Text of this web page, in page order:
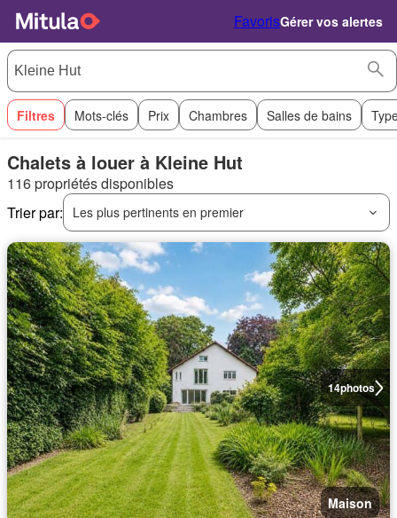
FavorisGérer vos alertes
Filtres Mots-clés Prix Chambres Salles de bains
Chalets à louer à Kleine Hut
116 propriétés disponibles
Trier par:
Les plus pertinents en premier
14photos
Maison